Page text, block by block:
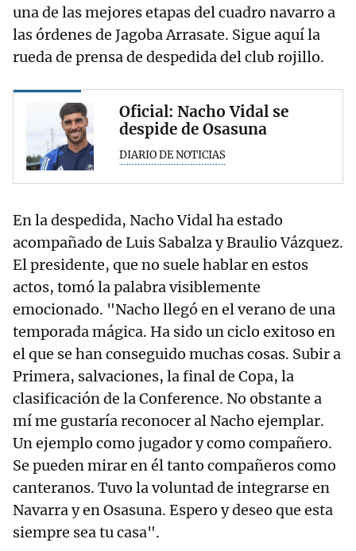
una de las mejores etapas del cuadro navarro a
las órdenes de Jagoba Arrasate. Sigue aquí la
rueda de prensa de despedida del club rojillo.
Oficial: Nacho Vidal se
despide de Osasuna
DIARIO DE NOTICIAS
En la despedida, Nacho Vidal ha estado
acompañado de Luis Sabalza y Braulio Vázquez.
El presidente, que no suele hablar en estos
actos, tomó la palabra visiblemente
emocionado. "Nacho llegó en el verano de una
temporada mágica. Ha sido un ciclo exitoso en
el que se han conseguido muchas cosas. Subir a
Primera, salvaciones, la final de Copa, la
clasificación de la Conference. No obstante a
mí me gustaría reconocer al Nacho ejemplar.
Un ejemplo como jugador y como compañero.
Se pueden mirar en él tanto compañeros como
canteranos. Tuvo la voluntad de integrarse en
Navarra y en Osasuna. Espero y deseo que esta
siempre sea tu casa".